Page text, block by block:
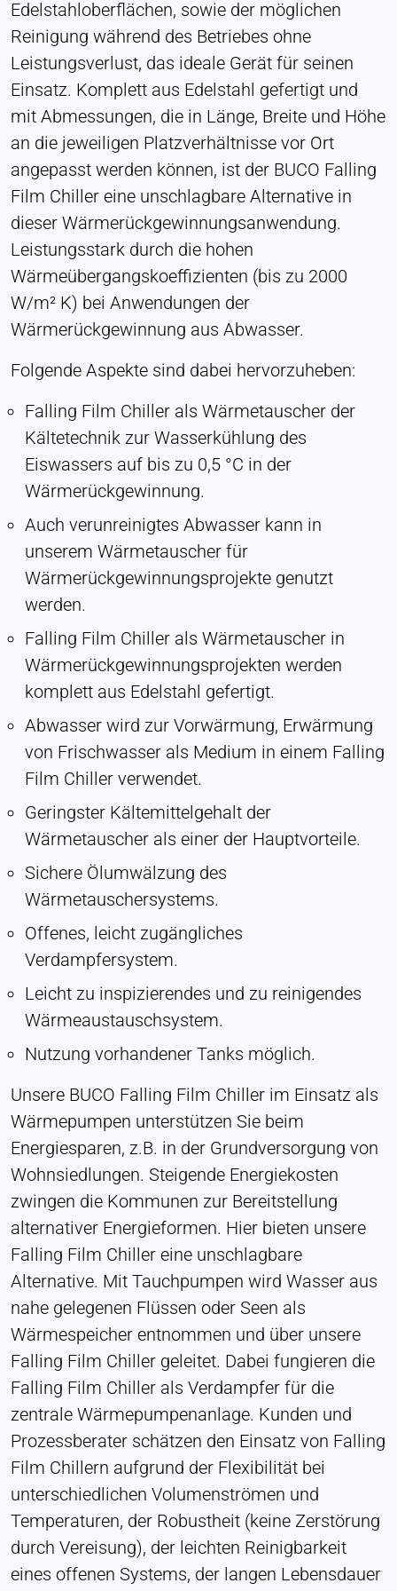
Edelstahloberflächen, sowie der möglichen
Reinigung während des Betriebes ohne
Leistungsverlust, das ideale Gerät für seinen
Einsatz. Komplett aus Edelstahl gefertigt und
mit Abmessungen, die in Länge, Breite und Höhe
an die jeweiligen Platzverhältnisse vor Ort
angepasst werden können, ist der BUCO Falling
Film Chiller eine unschlagbare Alternative in
dieser Wärmerückgewinnungsanwendung.
Leistungsstark durch die hohen
Wärmeübergangskoeffizienten (bis zu 2000
W/m² K) bei Anwendungen der
Wärmerückgewinnung aus Abwasser.
Folgende Aspekte sind dabei hervorzuheben:
Falling Film Chiller als Wärmetauscher der
Kältetechnik zur Wasserkühlung des
Eiswassers auf bis zu 0,5 °C in der
Wärmerückgewinnung.
Auch verunreinigtes Abwasser kann in
unserem Wärmetauscher für
Wärmerückgewinnungsprojekte genutzt
werden.
Falling Film Chiller als Wärmetauscher in
Wärmerückgewinnungsprojekten werden
komplett aus Edelstahl gefertigt.
Abwasser wird zur Vorwärmung, Erwärmung
von Frischwasser als Medium in einem Falling
Film Chiller verwendet.
Geringster Kältemittelgehalt der
Wärmetauscher als einer der Hauptvorteile.
Sichere Ölumwälzung des
Wärmetauschersystems.
Offenes, leicht zugängliches
Verdampfersystem.
Leicht zu inspizierendes und zu reinigendes
Wärmeaustauschsystem.
Nutzung vorhandener Tanks möglich.
Unsere BUCO Falling Film Chiller im Einsatz als
Wärmepumpen unterstützen Sie beim
Energiesparen, z.B. in der Grundversorgung von
Wohnsiedlungen. Steigende Energiekosten
zwingen die Kommunen zur Bereitstellung
alternativer Energieformen. Hier bieten unsere
Falling Film Chiller eine unschlagbare
Alternative. Mit Tauchpumpen wird Wasser aus
nahe gelegenen Flüssen oder Seen als
Wärmespeicher entnommen und über unsere
Falling Film Chiller geleitet. Dabei fungieren die
Falling Film Chiller als Verdampfer für die
zentrale Wärmepumpenanlage. Kunden und
Prozessberater schätzen den Einsatz von Falling
Film Chillern aufgrund der Flexibilität bei
unterschiedlichen Volumenströmen und
Temperaturen, der Robustheit (keine Zerstörung
durch Vereisung), der leichten Reinigbarkeit
eines offenen Systems, der langen Lebensdauer
Cookie Laufzeit:
Dauerhaft
Hotjar
Name:
hjSession#, hjSessionUser#,
_hjAbsoluteSessionInProgress
Anbieter:
Hotjar Ltd.
Zweck:
Analyse des Nutzerverhaltens
Cookie Laufzeit:
Sitzung - 1 Jahr
Ermöglicht Inhalte von Drittanbietern wie z. B.
Videos. Wenn aktiviert, können technische Daten
an den Anbieter übertragen werden.
vuid, player
Vimeo, Inc.
Zweck:
Eingebetteter Videoinhalt
Cookie Laufzeit:
Sitzung - 2 Jahre